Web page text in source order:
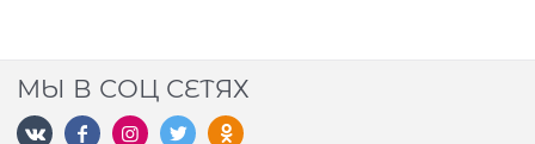
МЫ В СОЦ СЕТЯХ